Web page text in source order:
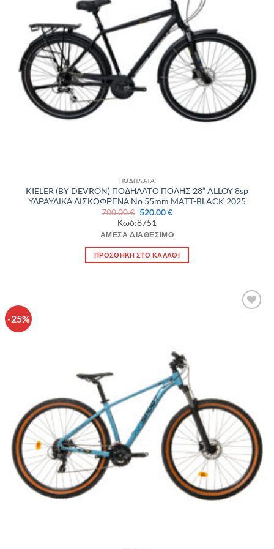
ΠΟΔΗΛΑΤΑ
KIELER (BY DEVRON) ΠΟΔΗΛΑΤΟ ΠΟΛΗΣ 28” ALLOY 8sp
ΥΔΡΑΥΛΙΚΑ ΔΙΣΚΟΦΡΕΝΑ No 55mm MATT-BLACK 2025
700.00€ Original
price
was:
700.00 €.
520.00€Η
είναι:
Κωδ:8751
ΆΜΕΣΑ ΔΙΑΘΈΣΙΜΟ
ΠΡΟΣΘΉΚΗ ΣΤΟ ΚΑΛΆΘΙ
-25%